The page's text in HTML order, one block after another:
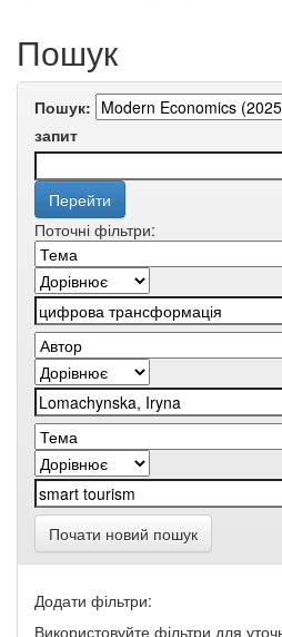
Пошук
Пошук:
запит
Поточні фільтри:
Почати новий пошук
Додати фільтри:
Використовуйте фільтри для